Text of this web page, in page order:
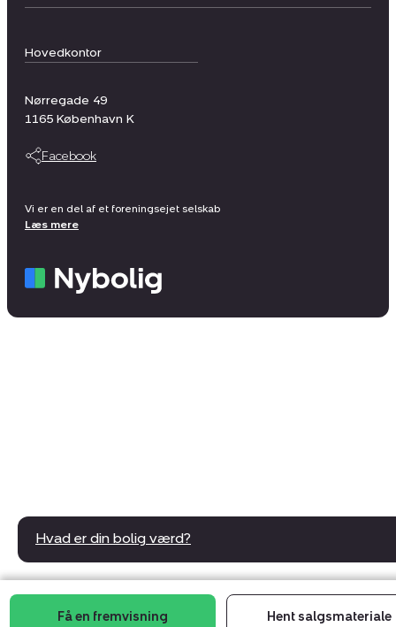
Få en fremvisning Hent salgsmateriale
Hovedkontor
Nørregade 49
1165 København K
Facebook
Vi er en del af et foreningsejet selskab
Læs mere
Hvad er din bolig værd?